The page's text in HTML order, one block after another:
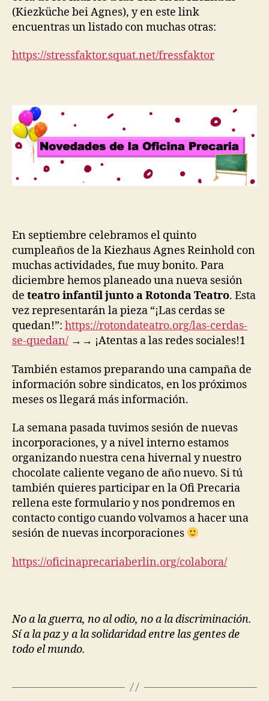
(Kiezküche bei Agnes), y en este link
encuentras un listado con muchas otras:
https://stressfaktor.squat.net/fressfaktor
En septiembre celebramos el quinto
cumpleaños de la Kiezhaus Agnes Reinhold con
muchas actividades, fue muy bonito. Para
diciembre hemos planeado una nueva sesión
de teatro infantil junto a Rotonda Teatro. Esta
vez representarán la pieza “¡Las cerdas se
quedan!”: https://rotondateatro.org/las-cerdas-
se-quedan/ →→ ¡Atentas a las redes sociales!1
También estamos preparando una campaña de
información sobre sindicatos, en los próximos
meses os llegará más información.
La semana pasada tuvimos sesión de nuevas
incorporaciones, y a nivel interno estamos
organizando nuestra cena hivernal y nuestro
chocolate caliente vegano de año nuevo. Si tú
también quieres participar en la Ofi Precaria
rellena este formulario y nos pondremos en
contacto contigo cuando volvamos a hacer una
sesión de nuevas incorporaciones
https://oficinaprecariaberlin.org/colabora/
No a la guerra, no al odio, no a la discriminación.
Sí a la paz y a la solidaridad entre las gentes de
todo el mundo.